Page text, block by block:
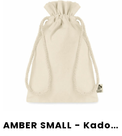
AMBER SMALL - Kadozak organisch katoen klein